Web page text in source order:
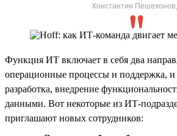
Константин
Функция ИТ включает в себя два
операционные процессы и поддержка,
разработка, внедрение
данными. Вот некоторые из ИТ-
приглашают новых сотрудников: